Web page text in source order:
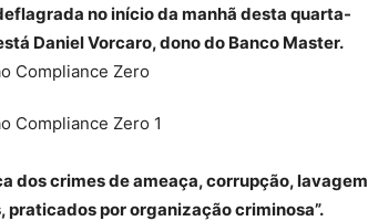
no início da manhã desta quarta-
Daniel Vorcaro, dono do Banco Master.
dos crimes de ameaça, corrupção, lavagem
por organização criminosa”.